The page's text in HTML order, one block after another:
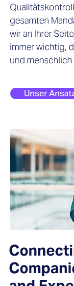
gesamten
wir an Ihrer
immer wichtig,
und
Unser